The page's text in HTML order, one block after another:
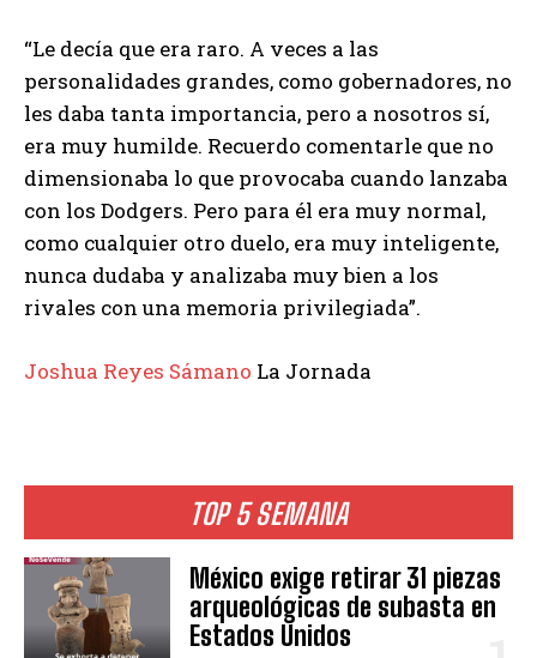
TOP 5 SEMANA
México exige retirar 31 piezas
arqueológicas de subasta en
Estados Unidos
“Le decía que era raro. A veces a las
personalidades grandes, como gobernadores, no
les daba tanta importancia, pero a nosotros sí,
era muy humilde. Recuerdo comentarle que no
dimensionaba lo que provocaba cuando lanzaba
con los Dodgers. Pero para él era muy normal,
como cualquier otro duelo, era muy inteligente,
nunca dudaba y analizaba muy bien a los
rivales con una memoria privilegiada”.
Joshua Reyes Sámano La Jornada